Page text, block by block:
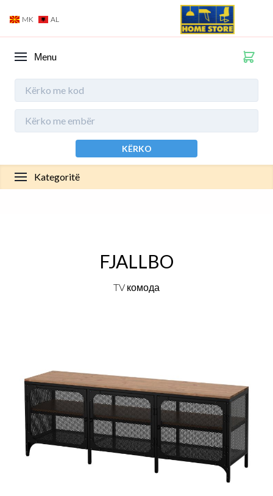
MK AL
Мenu
KËRKO
Kategoritë
FJALLBO
TV комода